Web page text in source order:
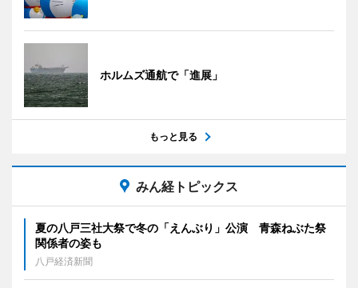
ホルムズ通航で「進展」
もっと見る
みん経トピックス
夏の八戸三社大祭で冬の「えんぶり」公演 青森ねぶた祭
関係者の姿も
八戸経済新聞